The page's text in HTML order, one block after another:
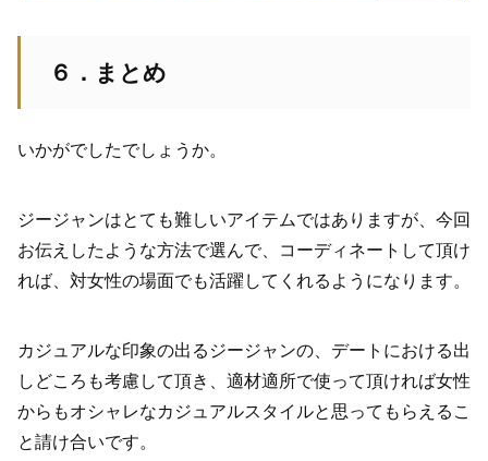
６．まとめ
いかがでしたでしょうか。
ジージャンはとても難しいアイテムではありますが、今回
お伝えしたような方法で選んで、コーディネートして頂け
れば、対女性の場面でも活躍してくれるようになります。
カジュアルな印象の出るジージャンの、デートにおける出
しどころも考慮して頂き、適材適所で使って頂ければ女性
からもオシャレなカジュアルスタイルと思ってもらえるこ
と請け合いです。